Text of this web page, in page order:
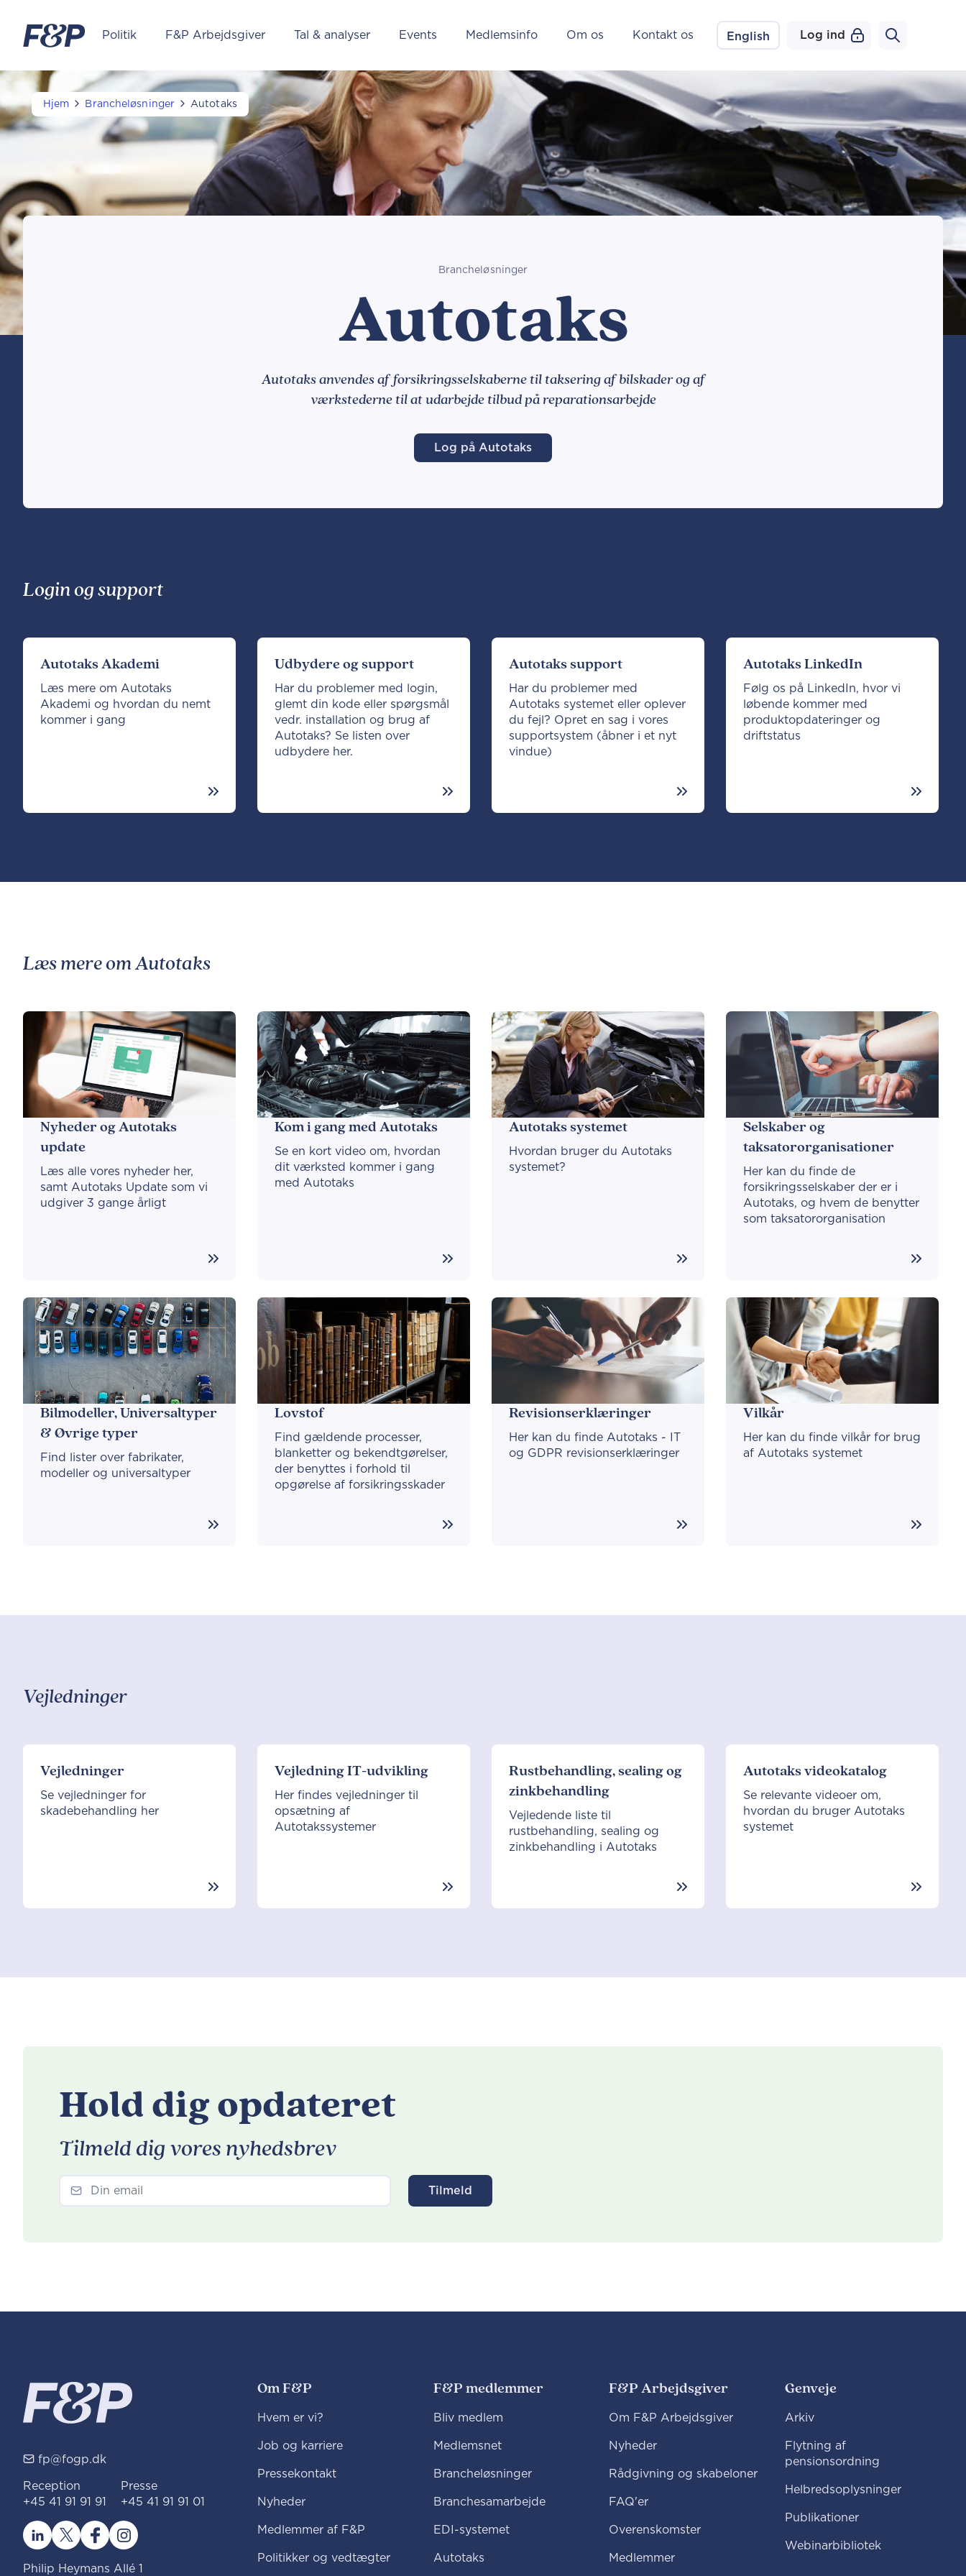
Politik F&P Arbejdsgiver Tal & analyser Events Medlemsinfo Om os Kontakt os English Log ind
Hjem Brancheløsninger Autotaks
Brancheløsninger
Autotaks
Autotaks anvendes af forsikringsselskaberne til taksering af bilskader og af
værkstederne til at udarbejde tilbud på reparationsarbejde
Log på Autotaks
Login og support
Autotaks Akademi
Læs mere om Autotaks
Akademi og hvordan du nemt
kommer i gang
Udbydere og support
Har du problemer med login,
glemt din kode eller spørgsmål
vedr. installation og brug af
Autotaks? Se listen over
udbydere her.
Autotaks support
Har du problemer med
Autotaks systemet eller oplever
du fejl? Opret en sag i vores
supportsystem (åbner i et nyt
vindue)
Autotaks LinkedIn
Følg os på LinkedIn, hvor vi
løbende kommer med
produktopdateringer og
driftstatus
Læs mere om Autotaks
Nyheder og Autotaks
update
Læs alle vores nyheder her,
samt Autotaks Update som vi
udgiver 3 gange årligt
Kom i gang med Autotaks
Se en kort video om, hvordan
dit værksted kommer i gang
med Autotaks
Autotaks systemet
Hvordan bruger du Autotaks
systemet?
Selskaber og
taksatororganisationer
Her kan du finde de
forsikringsselskaber der er i
Autotaks, og hvem de benytter
som taksatororganisation
Bilmodeller, Universaltyper
& Øvrige typer
Find lister over fabrikater,
modeller og universaltyper
Lovstof
Find gældende processer,
blanketter og bekendtgørelser,
der benyttes i forhold til
opgørelse af forsikringsskader
Revisionserklæringer
Her kan du finde Autotaks - IT
og GDPR revisionserklæringer
Vilkår
Her kan du finde vilkår for brug
af Autotaks systemet
Vejledninger
Vejledninger
Se vejledninger for
skadebehandling her
Vejledning IT-udvikling
Her findes vejledninger til
opsætning af
Autotakssystemer
Rustbehandling, sealing og
zinkbehandling
Vejledende liste til
rustbehandling, sealing og
zinkbehandling i Autotaks
Autotaks videokatalog
Se relevante videoer om,
hvordan du bruger Autotaks
systemet
Hold dig opdateret
Tilmeld dig vores nyhedsbrev
Tilmeld
fp@fogp.dk
Reception
+45 41 91 91 91
Presse
+45 41 91 91 01
Philip Heymans Allé 1
Om F&P
Hvem er vi?
Job og karriere
Pressekontakt
Nyheder
Medlemmer af F&P
Politikker og vedtægter
F&P medlemmer
Bliv medlem
Medlemsnet
Brancheløsninger
Branchesamarbejde
EDI-systemet
Autotaks
F&P Arbejdsgiver
Om F&P Arbejdsgiver
Nyheder
Rådgivning og skabeloner
FAQ'er
Overenskomster
Medlemmer
Genveje
Arkiv
Flytning af
pensionsordning
Helbredsoplysninger
Publikationer
Webinarbibliotek